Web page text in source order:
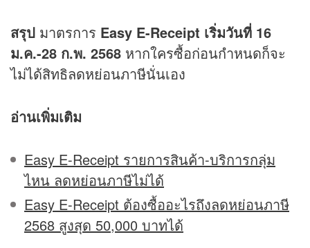
สรุป มาตรการ Easy E-Receipt เริ่มวันที่ 16
ม.ค.-28 ก.พ. 2568 หากใครซื้อก่อนกำหนดก็จะ
ไม่ได้สิทธิลดหย่อนภาษีนั่นเอง
อ่านเพิ่มเติม
Easy E-Receipt รายการสินค้า-บริการกลุ่ม
ไหน ลดหย่อนภาษีไม่ได้
Easy E-Receipt ต้องซื้ออะไรถึงลดหย่อนภาษี
2568 สูงสุด 50,000 บาทได้